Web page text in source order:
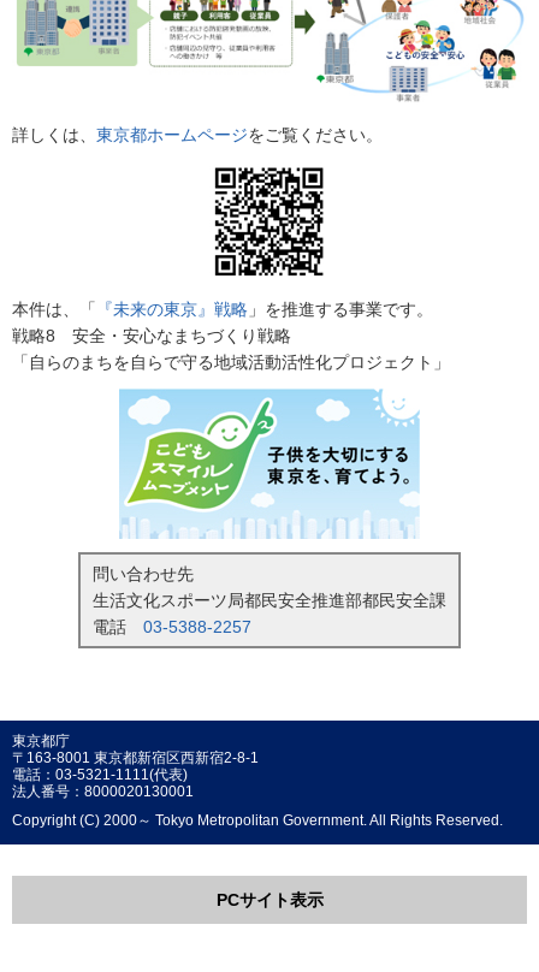
詳しくは、 東京都ホームページをご覧ください。
本件は、「 『未来の東京』戦略 」を推進する事業です。
戦略8 安全・安心なまちづくり戦略
「自らのまちを自らで守る地域活動活性化プロジェクト」
問い合わせ先
生活文化スポーツ局都民安全推進部都民安全課
電話 03-5388-2257
東京都庁
〒163-8001 東京都新宿区西新宿2-8-1
電話：03-5321-1111(代表)
法人番号：8000020130001
Copyright (C) 2000～ Tokyo Metropolitan Government. All Rights Reserved.
PCサイト表示